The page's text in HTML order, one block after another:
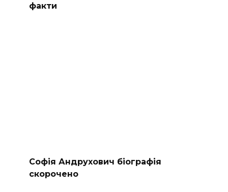
факти
Софія Андрухович біографія
скорочено